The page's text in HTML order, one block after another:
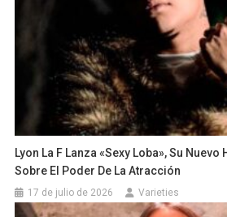
Lyon La F Lanza «Sexy Loba», Su
Sobre El Poder De La Atracción
17 de julio de 2026 Varieties